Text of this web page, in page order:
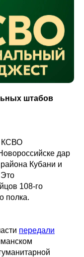
штабов
КСВО
дар
Кубани и
108-го
полка.
передали